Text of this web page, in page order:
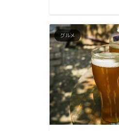
グルメ